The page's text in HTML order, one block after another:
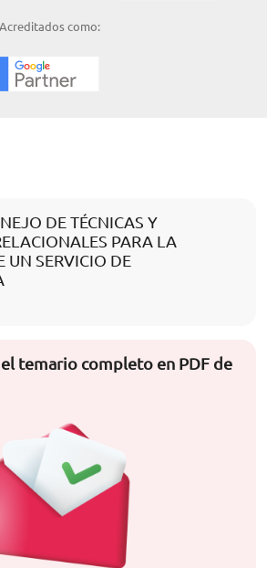
Acreditados como:
DE TÉCNICAS Y
PARA LA
UN SERVICIO DE
temario completo en PDF de